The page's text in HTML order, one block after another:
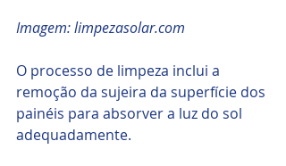
Imagem: limpezasolar.com
O processo de limpeza inclui a
remoção da sujeira da superfície dos
painéis para absorver a luz do sol
adequadamente.